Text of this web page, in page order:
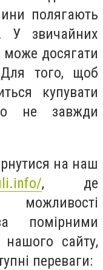
полягають
звичайних
може досягати
Для того, щоб
купувати
не завжди
на наш
, де
можливості
помірними
сайту,
переваги: